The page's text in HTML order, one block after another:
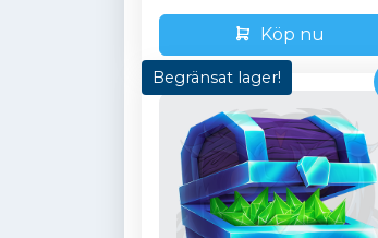
Köp nu
Begränsat lager!